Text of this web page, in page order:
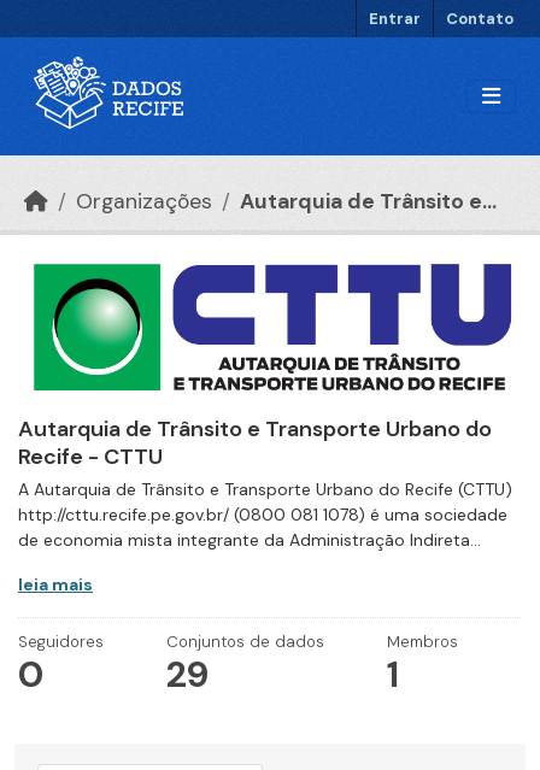
Entrar Contato
Organizações Autarquia de Trânsito e...
Autarquia de Trânsito e Transporte Urbano do
Recife - CTTU
A Autarquia de Trânsito e Transporte Urbano do Recife (CTTU)
http://cttu.recife.pe.gov.br/ (0800 081 1078) é uma sociedade
de economia mista integrante da Administração Indireta...
leia mais
Seguidores
0
Conjuntos de dados
29
Membros
1